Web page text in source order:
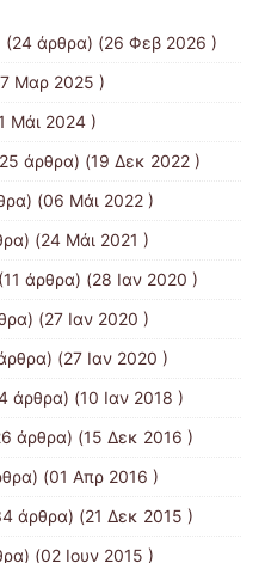
(24 άρθρα) (26 Φεβ 2026 )
Μαρ 2025 )
Μάι 2024 )
άρθρα) (19 Δεκ 2022 )
(06 Μάι 2022 )
(24 Μάι 2021 )
(11 άρθρα) (28 Ιαν 2020 )
(27 Ιαν 2020 )
(27 Ιαν 2020 )
άρθρα) (10 Ιαν 2018 )
άρθρα) (15 Δεκ 2016 )
(01 Απρ 2016 )
άρθρα) (21 Δεκ 2015 )
(02 Ιουν 2015 )